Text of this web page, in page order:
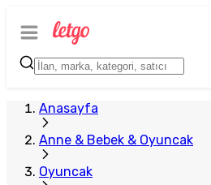
Anasayfa
Anne & Bebek & Oyuncak
Oyuncak
Plus Satıcı